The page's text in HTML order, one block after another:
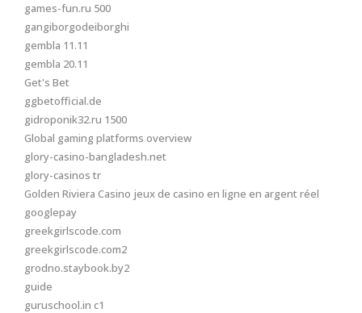
games-fun.ru 500
gangiborgodeiborghi
gembla 11.11
gembla 20.11
Get's Bet
ggbetofficial.de
gidroponik32.ru 1500
Global gaming platforms overview
glory-casino-bangladesh.net
glory-casinos tr
Golden Riviera Casino jeux de casino en ligne en argent réel
googlepay
greekgirlscode.com
greekgirlscode.com2
grodno.staybook.by2
guide
guruschool.in c1